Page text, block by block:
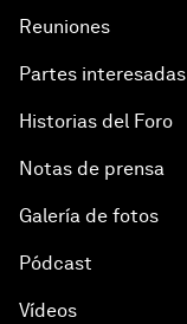
Reuniones
Partes interesadas
Historias del Foro
Notas de prensa
Galería de fotos
Pódcast
Vídeos